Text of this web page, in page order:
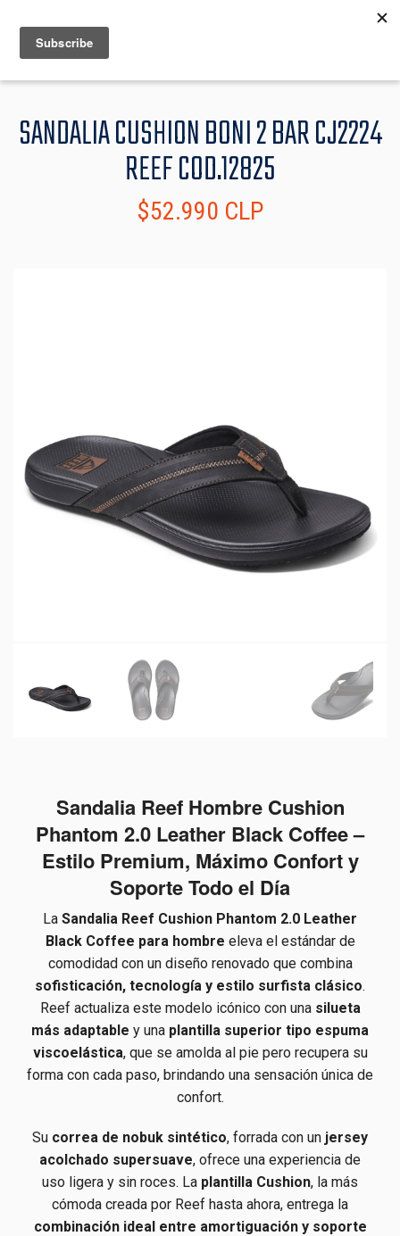
MENU
SANDALIA CUSHION BONI 2 BAR CJ2224
REEF COD.12825
$52.990 CLP
Sandalia Reef Hombre Cushion
Phantom 2.0 Leather Black Coffee –
Estilo Premium, Máximo Confort y
Soporte Todo el Día
La Sandalia Reef Cushion Phantom 2.0 Leather
Black Coffee para hombre eleva el estándar de
comodidad con un diseño renovado que combina
sofisticación, tecnología y estilo surfista clásico.
Reef actualiza este modelo icónico con una silueta
más adaptable y una plantilla superior tipo espuma
viscoelástica, que se amolda al pie pero recupera su
forma con cada paso, brindando una sensación única de
confort.
Su correa de nobuk sintético, forrada con un jersey
acolchado supersuave, ofrece una experiencia de
uso ligera y sin roces. La plantilla Cushion, la más
cómoda creada por Reef hasta ahora, entrega la
combinación ideal entre amortiguación y soporte